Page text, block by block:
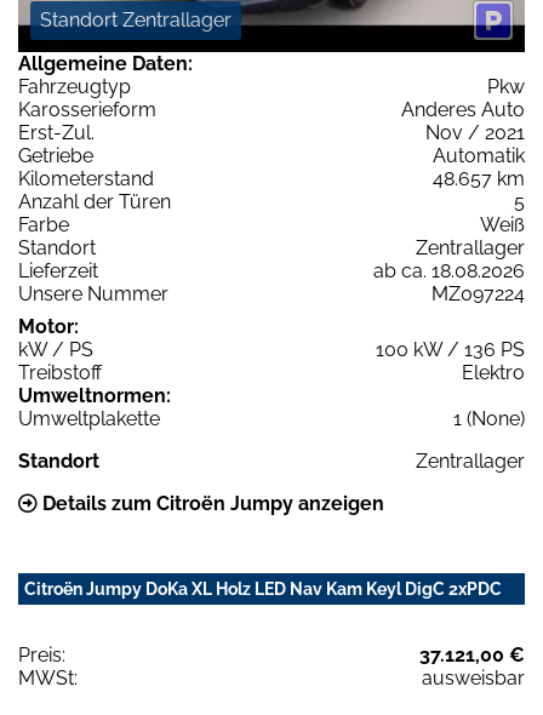
Standort Zentrallager
Allgemeine Daten:
Fahrzeugtyp
Pkw
Karosserieform
Anderes Auto
Erst-Zul.
Nov / 2021
Getriebe
Automatik
Kilometerstand
48.657 km
Anzahl der Türen
5
Farbe
Weiß
Standort
Zentrallager
Lieferzeit
ab ca. 18.08.2026
Unsere Nummer
MZ097224
Motor:
kW / PS
100 kW / 136 PS
Treibstoff
Elektro
Umweltnormen:
Umweltplakette
1 (None)
Standort
Zentrallager
Details zum Citroën Jumpy anzeigen
Citroën Jumpy DoKa XL Holz LED Nav Kam Keyl DigC 2xPDC
Preis:
37.121,00 €
MWSt:
ausweisbar